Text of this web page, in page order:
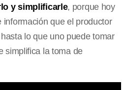
y simplificarle, porque hoy
que el productor
lo que uno puede tomar
simplifica la toma de